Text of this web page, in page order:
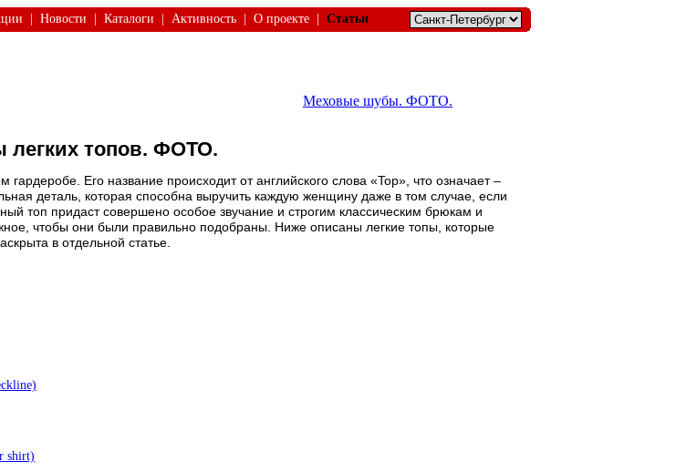
Новости Каталоги Активность О проекте Статьи
Меховые шубы. ФОТО.
легких топов. ФОТО.
Его название происходит от английского слова «Top», что означает –
деталь, которая способна выручить каждую женщину даже в том случае, если
топ придаст совершено особое звучание и строгим классическим брюкам и
чтобы они были правильно подобраны. Ниже описаны легкие топы, которые
в отдельной статье.
shirt)